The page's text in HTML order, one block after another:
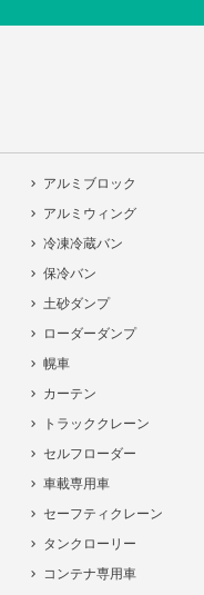
アルミブロック
アルミウィング
冷凍冷蔵バン
保冷バン
土砂ダンプ
ローダーダンプ
幌車
カーテン
トラッククレーン
セルフローダー
車載専用車
セーフティクレーン
タンクローリー
コンテナ専用車